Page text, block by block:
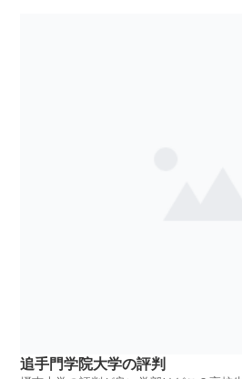
追手門学院大学の評判